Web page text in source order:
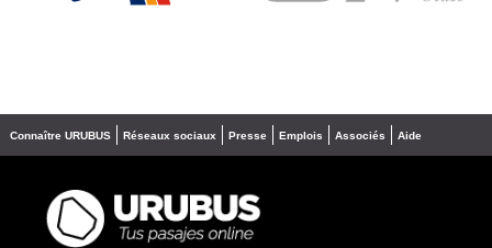
Connaître URUBUS Réseaux sociaux Presse Emplois Associés Aide